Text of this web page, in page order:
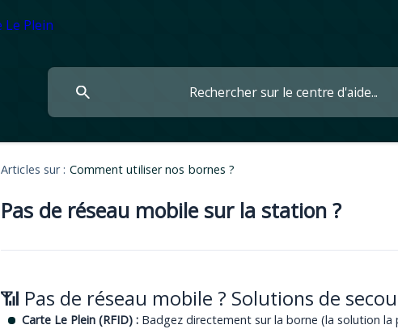
Articles sur : Comment utiliser nos bornes ?
Pas de réseau mobile sur la station ?
📶 Pas de réseau mobile ? Solutions de
Carte Le Plein (RFID) : Badgez directement sur la borne (la solution la